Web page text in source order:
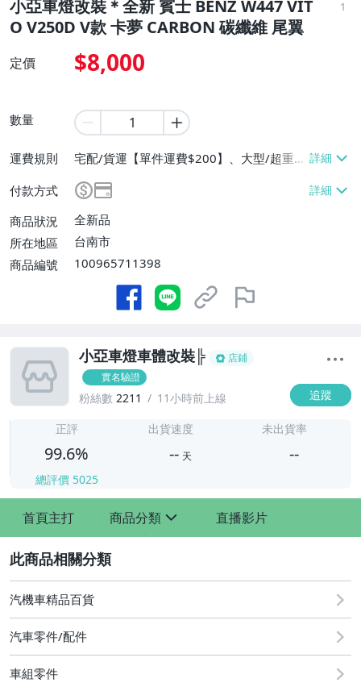
小亞車燈改裝＊全新 賓士 BENZ W447 VIT
O V250D V款 卡夢 CARBON 碳纖維 尾翼
1
定價 $8,000
數量
運費規則
宅配/貨運【單件運費$200】、大型/超重物
品運送【單件運費$200】、面交/自取/不寄
送【免運費】
付款方式
商品狀況
全新品
所在地區
台南市
商品編號
100965711398
小亞車燈車體改裝╠
店鋪
實名驗證
粉絲數 2211 11小時前上線 追蹤
正評
99.6%
總評價 5025
出貨速度
-- 天
未出貨率
--
首頁主打 商品分類
其他汽車零配件
直播影片
汽機車精品百貨
汽車零件/配件
車組零件